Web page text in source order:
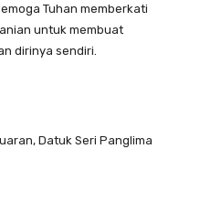
Tuhan memberkati
untuk membuat
dirinya sendiri.
Datuk Seri Panglima